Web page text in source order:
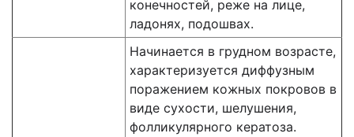
конечностей, реже на лице,
ладонях, подошвах.
Начинается в грудном возрасте,
характеризуется диффузным
поражением кожных покровов в
виде сухости, шелушения,
фолликулярного кератоза.